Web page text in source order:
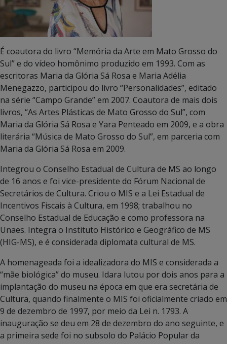
É coautora do livro “Memória da Arte em Mato Grosso do
Sul” e do vídeo homônimo produzido em 1993. Com as
escritoras Maria da Glória Sá Rosa e Maria Adélia
Menegazzo, participou do livro “Personalidades”, editado
na série “Campo Grande” em 2007. Coautora de mais dois
livros, “As Artes Plásticas de Mato Grosso do Sul”, com
Maria da Glória Sá Rosa e Yara Penteado em 2009, e a obra
literária “Música de Mato Grosso do Sul”, em parceria com
Maria da Glória Sá Rosa em 2009.
Integrou o Conselho Estadual de Cultura de MS ao longo
de 16 anos e foi vice-presidente do Fórum Nacional de
Secretários de Cultura. Criou o MIS e a Lei Estadual de
Incentivos Fiscais à Cultura, em 1998; trabalhou no
Conselho Estadual de Educação e como professora na
Unaes. Integra o Instituto Histórico e Geográfico de MS
(HIG-MS), e é considerada diplomata cultural de MS.
A homenageada foi a idealizadora do MIS e considerada a
“mãe biológica” do museu. Idara lutou por dois anos para a
implantação do museu na época em que era secretária de
Cultura, quando finalmente o MIS foi oficialmente criado em
9 de dezembro de 1997, por meio da Lei n. 1793. A
inauguração se deu em 28 de dezembro do ano seguinte, e
a primeira sede foi no subsolo do Palácio Popular da